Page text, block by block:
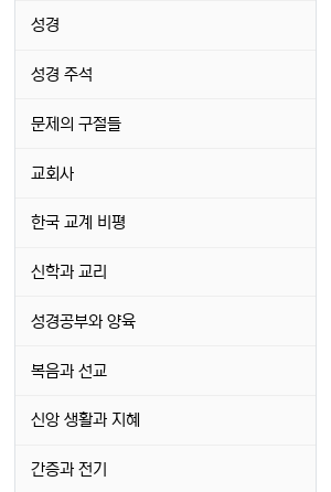
성경
성경 주석
문제의 구절들
교회사
한국 교계 비평
신학과 교리
성경공부와 양육
복음과 선교
신앙 생활과 지혜
간증과 전기